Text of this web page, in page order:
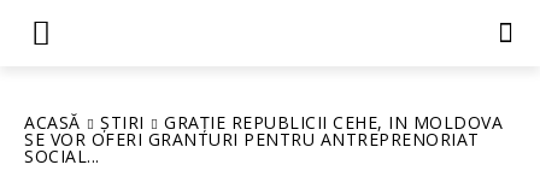
ACASĂ ȘTIRI GRAȚIE REPUBLICII CEHE, IN MOLDOVA
SE VOR OFERI GRANTURI PENTRU ANTREPRENORIAT
SOCIAL...